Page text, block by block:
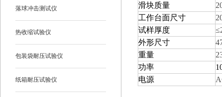
落球冲击测试仪
热收缩试验仪
包装袋耐压试验仪
纸箱耐压试验仪
滑块质量
工作台面尺寸
试样厚度
外形尺寸
重量
功率
电源